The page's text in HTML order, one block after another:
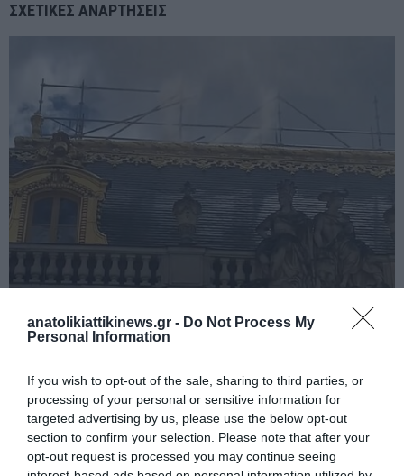
anatolikiattikinews.gr - Do Not Process My
Personal Information
If you wish to opt-out of the sale, sharing to third parties, or
processing of your personal or sensitive information for
targeted advertising by us, please use the below opt-out
section to confirm your selection. Please note that after your
opt-out request is processed you may continue seeing
ΣΧΕΤΙΚΈΣ ΑΝΑΡΤΉΣΕΙΣ
Οι τουρίστες απομακρύνονται από το Παλάτι των Βερσαλλιών
καθώς ξέσπασε φωτιά στη στέγη